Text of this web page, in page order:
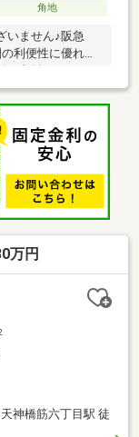
角地
ません♪阪急
利便性に優れた
・収益マンション
以上利用可、前
ジングは大阪心
、新 築一戸建て
購入、売却の事
万円
神橋筋六丁目駅 徒